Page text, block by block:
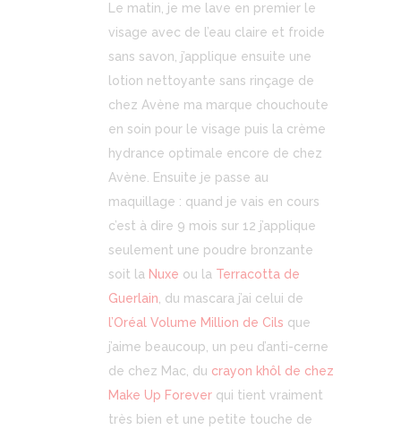
Le matin, je me lave en premier le
visage avec de l’eau claire et froide
sans savon, j’applique ensuite une
lotion nettoyante sans rinçage de
chez Avène ma marque chouchoute
en soin pour le visage puis la crème
hydrance optimale encore de chez
Avène. Ensuite je passe au
maquillage : quand je vais en cours
c’est à dire 9 mois sur 12 j’applique
seulement une poudre bronzante
soit la Nuxe ou la Terracotta de
Guerlain, du mascara j’ai celui de
l’Oréal Volume Million de Cils que
j’aime beaucoup, un peu d’anti-cerne
de chez Mac, du crayon khôl de chez
Make Up Forever qui tient vraiment
très bien et une petite touche de